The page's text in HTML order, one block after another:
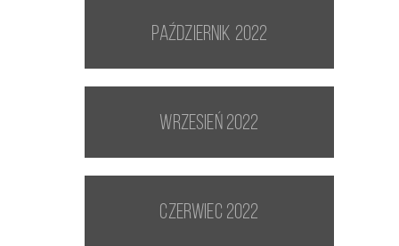
październik 2022
wrzesień 2022
czerwiec 2022